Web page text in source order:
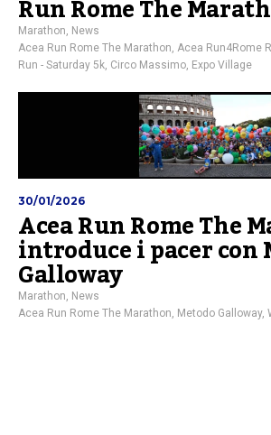
Run Rome The
Marathon News
Acea Run Rome The Marathon Acea Run4Rome
Run - Saturday 5k Circo Massimo Expo Village
30/01/2026
Acea Run Rome The
introduce i pacer con
Galloway
Marathon, News
Acea Run Rome The Marathon, Metodo Galloway,